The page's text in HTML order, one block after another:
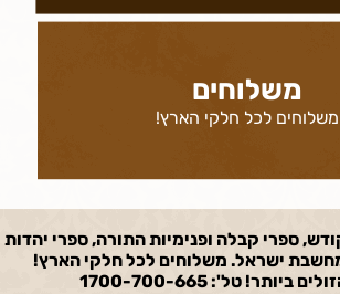
משלוחים
משלוחים לכל חלקי הארץ!
ספרי קבלה ופנימיות התורה, ספרי יהדות
ישראל. משלוחים לכל חלקי הארץ!
ביותר! טל': 1700-700-665